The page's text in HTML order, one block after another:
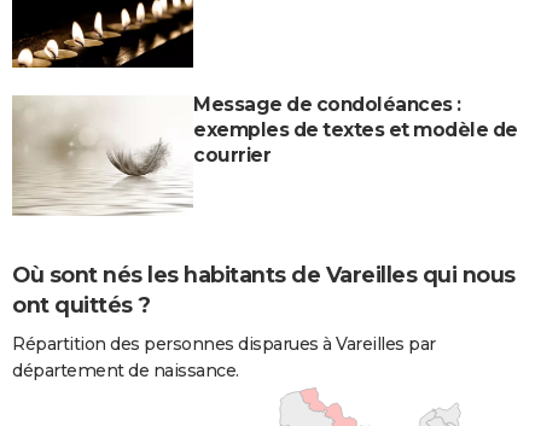
Message de condoléances :
exemples de textes et modèle de
courrier
Où sont nés les habitants de Vareilles qui nous
ont quittés ?
Répartition des personnes disparues à Vareilles par
département de naissance.